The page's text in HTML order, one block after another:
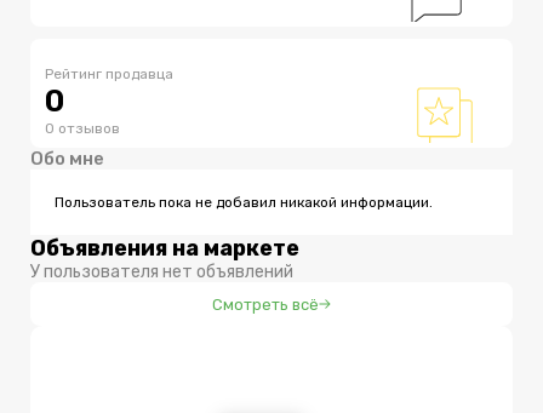
Рейтинг продавца
0
0 отзывов
Обо мне
Пользователь пока не добавил никакой информации.
Объявления на маркете
У пользователя нет объявлений
Смотреть всё